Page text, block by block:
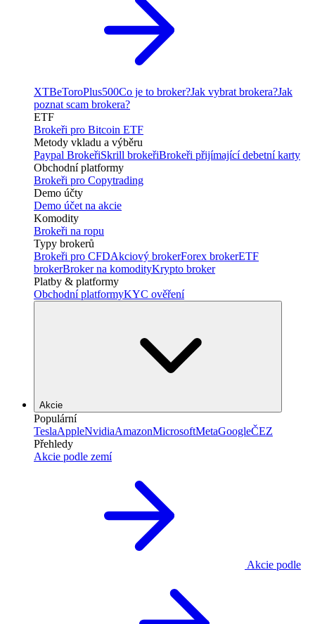
XTBeToroPlus500Co je to broker?Jak vybrat brokera?Jak
poznat scam brokera?
ETF
Brokeři pro Bitcoin ETF
Metody vkladu a výběru
Paypal BrokeřiSkrill brokeřiBrokeři přijímající debetní karty
Obchodní platformy
Brokeři pro Copytrading
Demo účty
Demo účet na akcie
Komodity
Brokeři na ropu
Typy brokerů
Brokeři pro CFDAkciový brokerForex brokerETF
brokerBroker na komodityKrypto broker
Platby & platformy
Obchodní platformyKYC ověření
Akcie
Populární
TeslaAppleNvidiaAmazonMicrosoftMetaGoogleČEZ
Přehledy
Akcie podle zemí
Akcie podle